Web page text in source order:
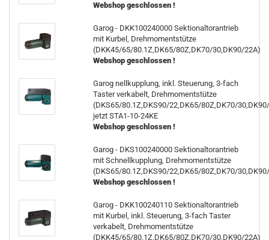
Webshop geschlossen !
Garog - DKK100240000 Sektionaltorantrieb
mit Kurbel, Drehmomentstütze
(DKK45/65/80.1Z,DK65/80Z,DK70/30,DK90/22A)
Webshop geschlossen !
Garog nellkupplung, inkl. Steuerung, 3-fach
Taster verkabelt, Drehmomentstütze
(DKS65/80.1Z,DKS90/22,DK65/80Z,DK70/
jetzt STA1-10-24KE
Webshop geschlossen !
Garog - DKS100240000 Sektionaltorantrieb
mit Schnellkupplung, Drehmomentstütze
(DKS65/80.1Z,DKS90/22,DK65/80Z,DK70/
Webshop geschlossen !
Garog - DKK100240110 Sektionaltorantrieb
mit Kurbel, inkl. Steuerung, 3-fach Taster
verkabelt, Drehmomentstütze
(DKK45/65/80.1Z,DK65/80Z,DK70/30,DK90/22A)